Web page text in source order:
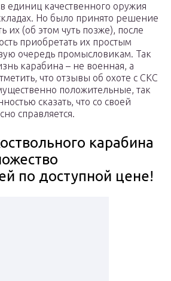
единиц качественного оружия
Но было принято решение
их (об этом чуть позже), после
приобретать их простым
очередь промысловикам. Так
карабина – не военная, а
что отзывы об охоте с СКС
положительные, так
сказать, что со своей
справляется.
карабина
по доступной цене!